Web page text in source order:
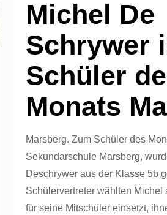
Michel De
Schrywer
Schüler
Monats
Marsberg. Zum Schüler des
Sekundarschule Marsberg,
Deschrywer aus der Klasse 5b
Schülervertreter wählten Michel
für seine Mitschüler einsetzt,